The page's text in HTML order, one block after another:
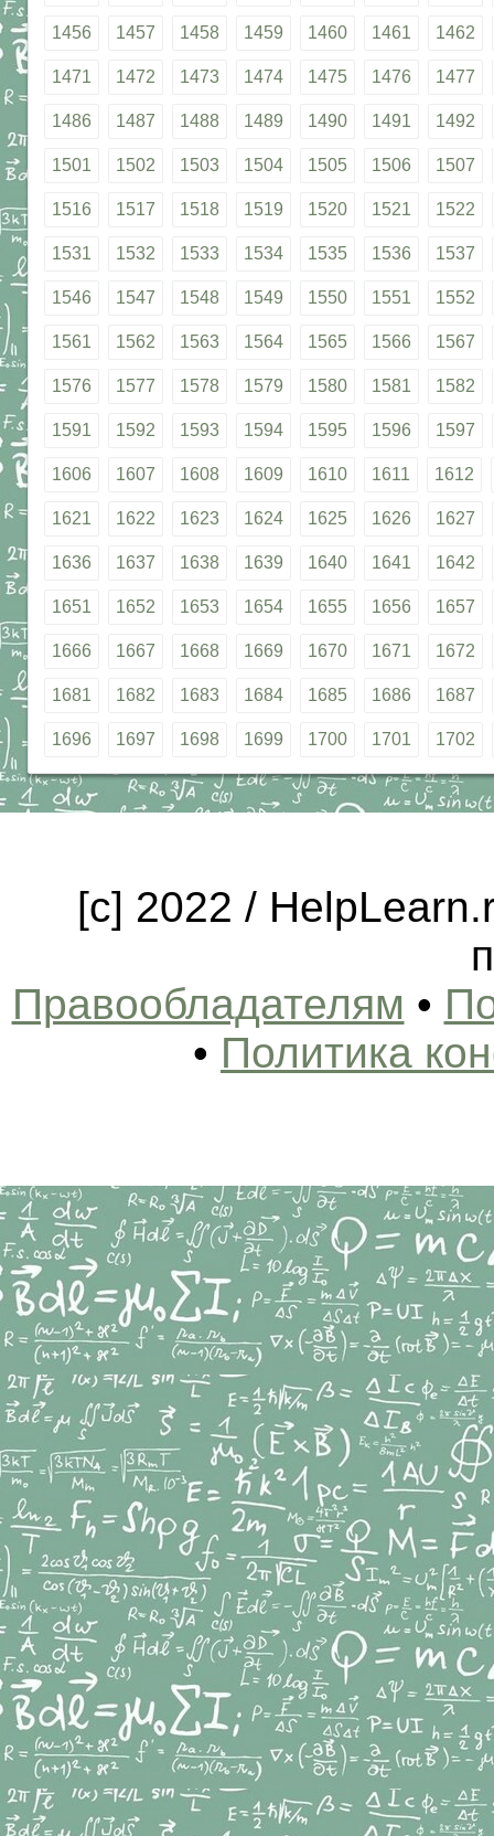
1456 1457 1458 1459 1460 1461 1462
1471 1472 1473 1474 1475 1476 1477
1486 1487 1488 1489 1490 1491 1492
1501 1502 1503 1504 1505 1506 1507
1516 1517 1518 1519 1520 1521 1522
1531 1532 1533 1534 1535 1536 1537
1546 1547 1548 1549 1550 1551 1552
1561 1562 1563 1564 1565 1566 1567
1576 1577 1578 1579 1580 1581 1582
1591 1592 1593 1594 1595 1596 1597
1606 1607 1608 1609 1610 1611 1612
1621 1622 1623 1624 1625 1626 1627
1636 1637 1638 1639 1640 1641 1642
1651 1652 1653 1654 1655 1656 1657
1666 1667 1668 1669 1670 1671 1672
1681 1682 1683 1684 1685 1686 1687
1696 1697 1698 1699 1700 1701 1702
[c] 2022 /
Правообладателям •
• Политика